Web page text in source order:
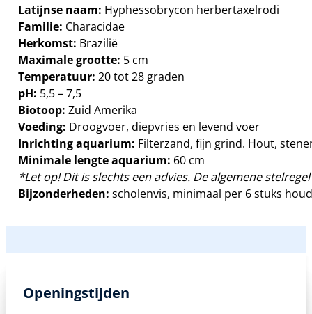
Latijnse naam: Hyphessobrycon herbertaxelrodi
Familie: Characidae
Herkomst: Brazilië
Maximale grootte: 5 cm
Temperatuur: 20 tot 28 graden
pH: 5,5 – 7,5
Biotoop: Zuid Amerika
Voeding: Droogvoer, diepvries en levend voer
Inrichting aquarium: Filterzand, fijn grind. Hout,
Minimale lengte aquarium: 60 cm
*Let op! Dit is slechts een advies. De algemene
Bijzonderheden: scholenvis, minimaal per 6 stuks
Openingstijden